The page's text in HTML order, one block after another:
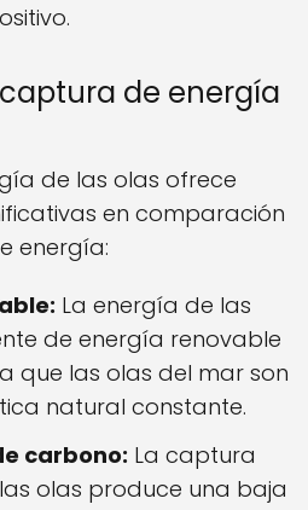
de energía
de las olas ofrece
en comparación
energía:
La energía de las
de energía renovable
que las olas del mar son
natural constante.
carbono: La captura
olas produce una baja